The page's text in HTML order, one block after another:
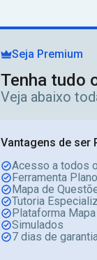
Seja Premium
Tenha tudo
Veja abaixo
Vantagens de ser
Acesso a todos
Ferramenta
Mapa de
Tutoria
Plataforma
Simulados
7 dias de